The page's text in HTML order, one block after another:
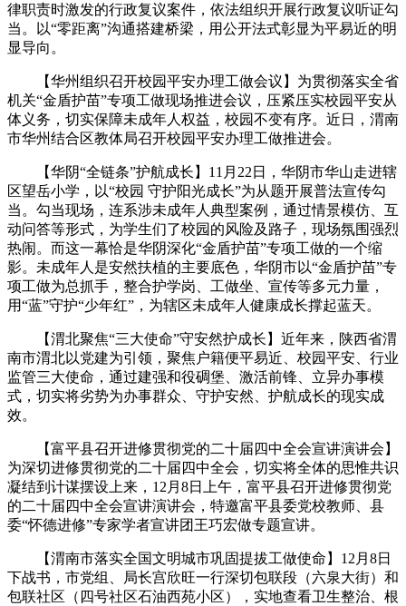
律职责时激发的行政复议案件，依法组织开展行政复议听证勾
当。以“零距离”沟通搭建桥梁，用公开法式彰显为平易近的明
显导向。
【华州组织召开校园平安办理工做会议】为贯彻落实全省
机关“金盾护苗”专项工做现场推进会议，压紧压实校园平安从
体义务，切实保障未成年人权益，校园不变有序。近日，渭南
市华州结合区教体局召开校园平安办理工做推进会。
【华阴“全链条”护航成长】11月22日，华阴市华山走进辖
区望岳小学，以“校园 守护阳光成长”为从题开展普法宣传勾
当。勾当现场，连系涉未成年人典型案例，通过情景模仿、互
动问答等形式，为学生们了校园的风险及路子，现场氛围强烈
热闹。而这一幕恰是华阴深化“金盾护苗”专项工做的一个缩
影。未成年人是安然扶植的主要底色，华阴市以“金盾护苗”专
项工做为总抓手，整合护学岗、工做坐、宣传等多元力量，
用“蓝”守护“少年红”，为辖区未成年人健康成长撑起蓝天。
【渭北聚焦“三大使命”守安然护成长】近年来，陕西省渭
南市渭北以党建为引领，聚焦户籍便平易近、校园平安、行业
监管三大使命，通过建强和役碉堡、激活前锋、立异办事模
式，切实将劣势为办事群众、守护安然、护航成长的现实成
效。
【富平县召开进修贯彻党的二十届四中全会宣讲演讲会】
为深切进修贯彻党的二十届四中全会，切实将全体的思惟共识
凝结到计谋摆设上来，12月8日上午，富平县召开进修贯彻党
的二十届四中全会宣讲演讲会，特邀富平县委党校教师、县
委“怀德进修”专家学者宣讲团王巧宏做专题宣讲。
【渭南市落实全国文明城市巩固提拔工做使命】12月8日
下战书，市党组、局长宫欣旺一行深切包联段（六泉大街）和
包联社区（四号社区石油西苑小区），实地查看卫生整治、根